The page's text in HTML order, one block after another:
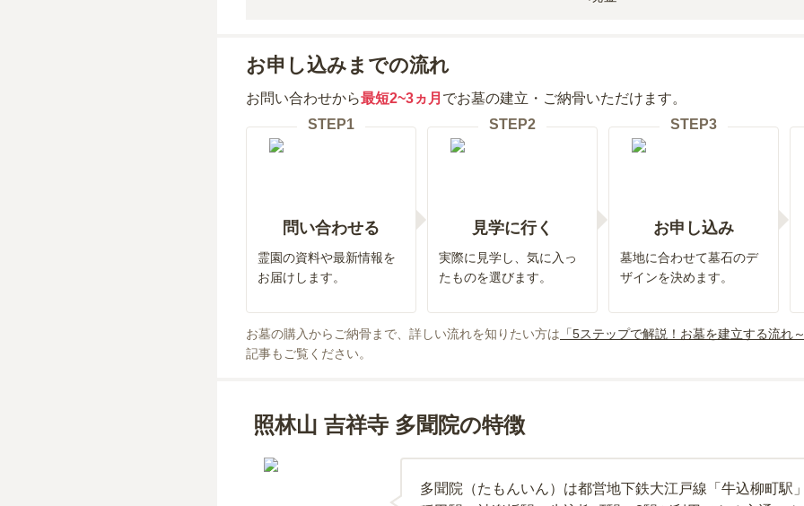
お申し込みまでの流れ
お問い合わせから最短2~3ヵ月 でお墓の建立・ご納骨いただけます。
STEP1
問い合わせる
霊園の資料や最新情報を
お届けします。
STEP2
見学に行く
実際に見学し、気に入っ
たものを選びます。
STEP3
お申し込み
墓地に合わせて墓石のデ
ザインを決めます。
お墓の購入からご納骨まで、詳しい流れを知りたい方は 「5ステップで解説！お墓を建立する流れ
記事もご覧ください。
照林山 吉祥寺 多聞院の特徴
多聞院（たもんいん）は都営地下鉄大江戸線「牛込柳町駅